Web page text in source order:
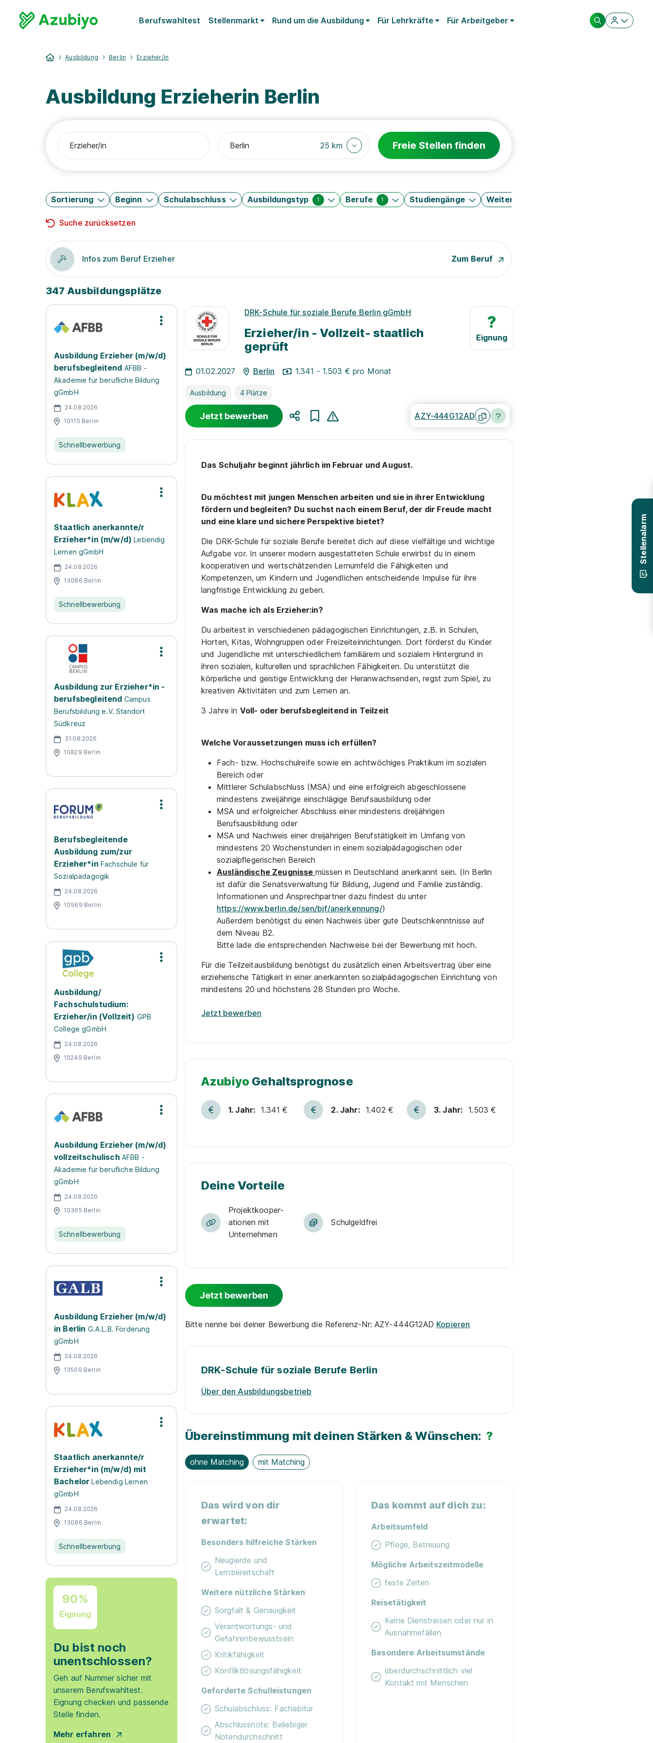
Berufswahltest Stellenmarkt Rund um die Ausbildung Für Lehrkräfte Für Arbeitgeber
Ausbildung Berlin Erzieher/in
Ausbildung Erzieherin Berlin
25 km Freie Stellen finden
Sortierung Beginn Schulabschluss Ausbildungstyp 1 Berufe 1 Studiengänge Weitere Filter
Suche zurücksetzen
Infos zum Beruf Erzieher Zum Beruf
347 Ausbildungsplätze
Ausbildung Erzieher (m/w/d)
berufsbegleitend AFBB -
Akademie für berufliche Bildung
gGmbH
24.08.2026
10115 Berlin
Schnellbewerbung
Staatlich anerkannte/r
Erzieher*in (m/w/d) Lebendig
Lernen gGmbH
24.08.2026
13086 Berlin
Schnellbewerbung
Ausbildung zur Erzieher*in -
berufsbegleitend Campus
Berufsbildung e.V. Standort
Südkreuz
31.08.2026
10829 Berlin
Berufsbegleitende
Ausbildung zum/zur
Erzieher*in Fachschule für
Sozialpädagogik
24.08.2026
10969 Berlin
Ausbildung/
Fachschulstudium:
Erzieher/in (Vollzeit) GPB
College gGmbH
24.08.2026
10249 Berlin
Ausbildung Erzieher (m/w/d)
vollzeitschulisch AFBB -
Akademie für berufliche Bildung
gGmbH
24.08.2026
10365 Berlin
Schnellbewerbung
Ausbildung Erzieher (m/w/d)
in Berlin G.A.L.B. Förderung
gGmbH
24.08.2026
13509 Berlin
Staatlich anerkannte/r
Erzieher*in (m/w/d) mit
Bachelor Lebendig Lernen
gGmbH
24.08.2026
13086 Berlin
Schnellbewerbung
90%
Eignung
Du bist noch
unentschlossen?
Geh auf Nummer sicher mit
unserem Berufswahltest.
Eignung checken und passende
Stelle finden.
Mehr erfahren
Stellenalarm
?
Eignung
DRK-Schule für soziale Berufe Berlin gGmbH
Erzieher/in - Vollzeit- staatlich
geprüft
01.02.2027 Berlin 1.341 - 1.503 € pro Monat
Ausbildung 4 Plätze
Jetzt bewerben AZY-444G12AD
Das Schuljahr beginnt jährlich im Februar und August.
Du möchtest mit jungen Menschen arbeiten und sie in ihrer Entwicklung
fördern und begleiten? Du suchst nach einem Beruf, der dir Freude macht
und eine klare und sichere Perspektive bietet?
Die DRK-Schule für soziale Berufe bereitet dich auf diese vielfältige und wichtige
Aufgabe vor. In unserer modern ausgestatteten Schule erwirbst du in einem
kooperativen und wertschätzenden Lernumfeld die Fähigkeiten und
Kompetenzen, um Kindern und Jugendlichen entscheidende Impulse für ihre
langfristige Entwicklung zu geben.
Was mache ich als Erzieher:in?
Du arbeitest in verschiedenen pädagogischen Einrichtungen, z.B. in Schulen,
Horten, Kitas, Wohngruppen oder Freizeiteinrichtungen. Dort förderst du Kinder
und Jugendliche mit unterschiedlichem familiärem und sozialem Hintergrund in
ihren sozialen, kulturellen und sprachlichen Fähigkeiten. Du unterstützt die
körperliche und geistige Entwicklung der Heranwachsenden, regst zum Spiel, zu
kreativen Aktivitäten und zum Lernen an.
3 Jahre in Voll- oder berufsbegleitend in Teilzeit
Welche Voraussetzungen muss ich erfüllen?
Fach- bzw. Hochschulreife sowie ein achtwöchiges Praktikum im sozialen
Bereich oder
Mittlerer Schulabschluss (MSA) und eine erfolgreich abgeschlossene
mindestens zweijährige einschlägige Berufsausbildung oder
MSA und erfolgreicher Abschluss einer mindestens dreijährigen
Berufsausbildung oder
MSA und Nachweis einer dreijährigen Berufstätigkeit im Umfang von
mindestens 20 Wochenstunden in einem sozialpädagogischen oder
sozialpflegerischen Bereich
Ausländische Zeugnisse müssen in Deutschland anerkannt sein. (In Berlin
ist dafür die Senatsverwaltung für Bildung, Jugend und Familie zuständig.
Informationen und Ansprechpartner dazu findest du unter
https://www.berlin.de/sen/bjf/anerkennung/)
Außerdem benötigst du einen Nachweis über gute Deutschkenntnisse auf
dem Niveau B2.
Bitte lade die entsprechenden Nachweise bei der Bewerbung mit hoch.
Für die Teilzeitausbildung benötigst du zusätzlich einen Arbeitsvertrag über eine
erzieherische Tätigkeit in einer anerkannten sozialpädagogischen Einrichtung von
mindestens 20 und höchstens 28 Stunden pro Woche.
Jetzt bewerben
Azubiyo Gehaltsprognose
1. Jahr: 1.341 € 2. Jahr: 1.402 € 3. Jahr: 1.503 €
Deine Vorteile
Projekt­kooper­
ationen mit
Unternehmen
Schulgeld­frei
Jetzt bewerben
Bitte nenne bei deiner Bewerbung die Referenz-Nr: AZY-444G12AD Kopieren
DRK-Schule für soziale Berufe Berlin
Über den Ausbildungsbetrieb
Übereinstimmung mit deinen Stärken & Wünschen: ?
ohne Matching mit Matching
Das wird von dir
erwartet:
Besonders hilfreiche Stärken
Neugierde und
Lernbereitschaft
Weitere nützliche Stärken
Sorgfalt & Genauigkeit
Verantwortungs- und
Gefahrenbewusstsein
Kritikfähigkeit
Konfliktlösungsfähigkeit
Geforderte Schulleistungen
Schulabschluss: Fachabitur
Abschlussnote: Beliebiger
Notendurchschnitt
Das kommt auf dich zu:
Arbeitsumfeld
Pflege, Betreuung
Mögliche Arbeitszeitmodelle
feste Zeiten
Reisetätigkeit
Keine Dienstreisen oder nur in
Ausnahmefällen
Besondere Arbeitsumstände
überdurchschnittlich viel
Kontakt mit Menschen